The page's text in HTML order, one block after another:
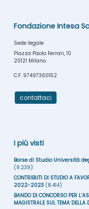
Fondazione Intesa
Sede legale
Piazza Paolo Ferrari, 10
20121 Milano
C.F. 97497360152
contattaci
I più visti
Borse di Studio Università
(9.239)
CONTRIBUTI DI STUDIO A
2022-2023 (8.414)
BANDO DI CONCORSO PER
MAGISTRALE SUL TEMA DELLA